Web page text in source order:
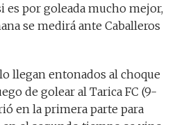
es por goleada mucho mejor,
se medirá ante Caballeros
llegan entonados al choque
de golear al Tarica FC (9-
en la primera parte para